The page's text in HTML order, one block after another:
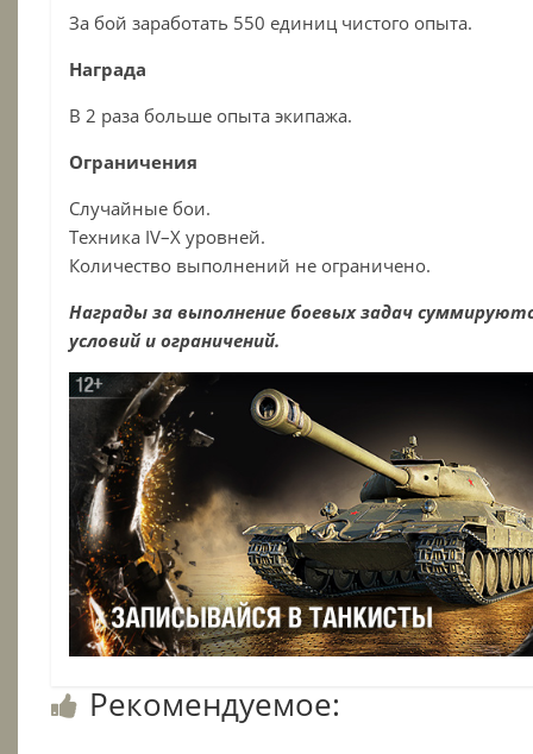
За бой заработать 550 единиц чистого опыта.
Награда
В 2 раза больше опыта экипажа.
Ограничения
Случайные бои.
Техника IV–X уровней.
Количество выполнений не ограничено.
Награды за выполнение боевых задач
условий и ограничений.
Рекомендуемое: